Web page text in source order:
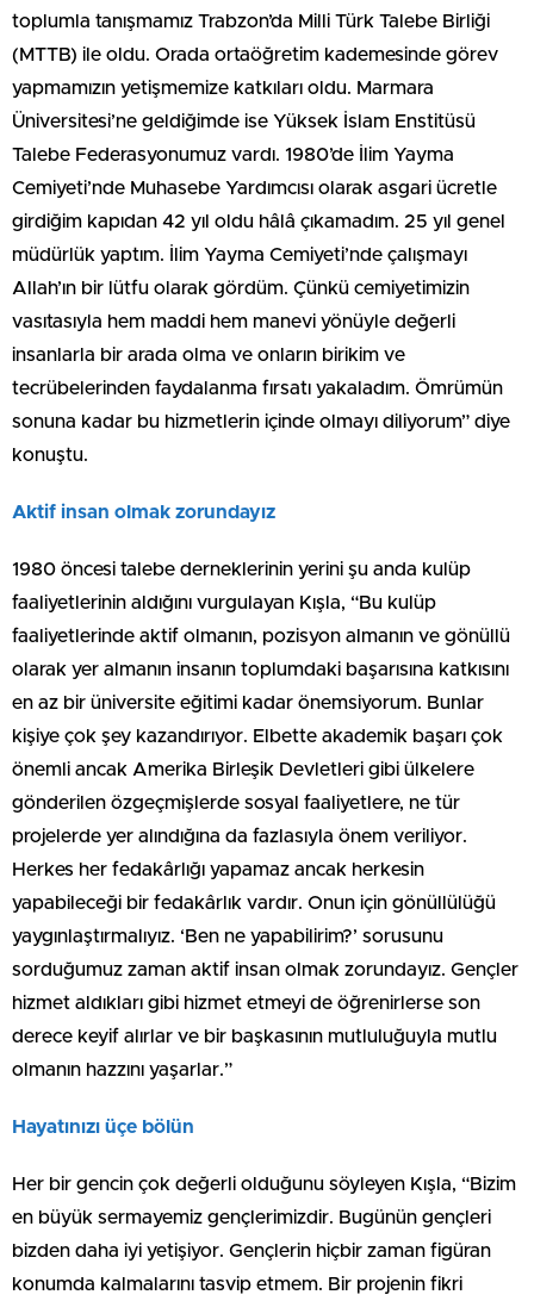
toplumla tanışmamız Trabzon’da Milli Türk Talebe Birliği
(MTTB) ile oldu. Orada ortaöğretim kademesinde görev
yapmamızın yetişmemize katkıları oldu. Marmara
Üniversitesi’ne geldiğimde ise Yüksek İslam Enstitüsü
Talebe Federasyonumuz vardı. 1980’de İlim Yayma
Cemiyeti’nde Muhasebe Yardımcısı olarak asgari ücretle
girdiğim kapıdan 42 yıl oldu hâlâ çıkamadım. 25 yıl genel
müdürlük yaptım. İlim Yayma Cemiyeti’nde çalışmayı
Allah’ın bir lütfu olarak gördüm. Çünkü cemiyetimizin
vasıtasıyla hem maddi hem manevi yönüyle değerli
insanlarla bir arada olma ve onların birikim ve
tecrübelerinden faydalanma fırsatı yakaladım. Ömrümün
sonuna kadar bu hizmetlerin içinde olmayı diliyorum” diye
konuştu.
Aktif insan olmak zorundayız
1980 öncesi talebe derneklerinin yerini şu anda kulüp
faaliyetlerinin aldığını vurgulayan Kışla, “Bu kulüp
faaliyetlerinde aktif olmanın, pozisyon almanın ve gönüllü
olarak yer almanın insanın toplumdaki başarısına katkısını
en az bir üniversite eğitimi kadar önemsiyorum. Bunlar
kişiye çok şey kazandırıyor. Elbette akademik başarı çok
önemli ancak Amerika Birleşik Devletleri gibi ülkelere
gönderilen özgeçmişlerde sosyal faaliyetlere, ne tür
projelerde yer alındığına da fazlasıyla önem veriliyor.
Herkes her fedakârlığı yapamaz ancak herkesin
yapabileceği bir fedakârlık vardır. Onun için gönüllülüğü
yaygınlaştırmalıyız. ‘Ben ne yapabilirim?’ sorusunu
sorduğumuz zaman aktif insan olmak zorundayız. Gençler
hizmet aldıkları gibi hizmet etmeyi de öğrenirlerse son
derece keyif alırlar ve bir başkasının mutluluğuyla mutlu
olmanın hazzını yaşarlar.”
Hayatınızı üçe bölün
Her bir gencin çok değerli olduğunu söyleyen Kışla, “Bizim
en büyük sermayemiz gençlerimizdir. Bugünün gençleri
bizden daha iyi yetişiyor. Gençlerin hiçbir zaman figüran
konumda kalmalarını tasvip etmem. Bir projenin fikri